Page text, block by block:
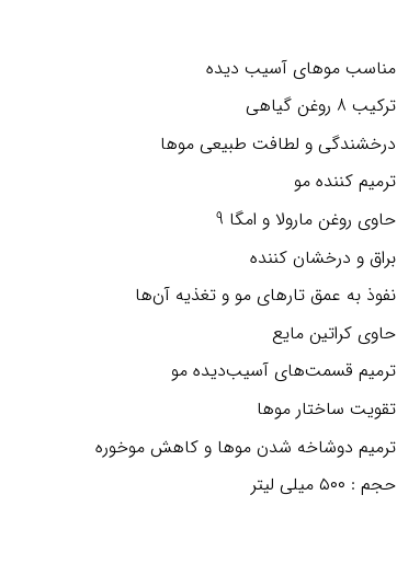
مناسب موهای آسیب دیده
ترکیب 8 روغن گیاهی
درخشندگی و لطافت طبیعی موها
ترمیم کننده مو
حاوی روغن مارولا و امگا 9
براق و درخشان کننده
نفوذ به عمق تارهای مو و تغذیه آن‌ها
حاوی کراتین مایع
ترمیم قسمت‌های آسیب‌دیده مو
تقویت ساختار موها
ترمیم دو‌شاخه شدن موها و کاهش موخوره
حجم : ۵۰۰ میلی لیتر